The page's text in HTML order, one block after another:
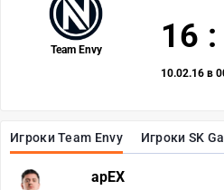
Игроки Team Envy Игроки SK
apEX
Team Envy 16 :
10.02.16 в